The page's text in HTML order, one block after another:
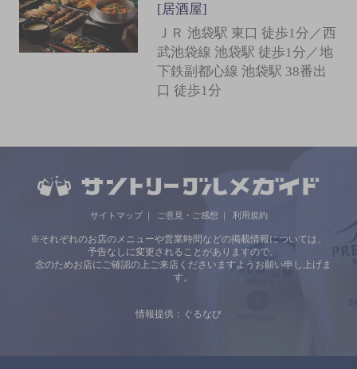
[居酒屋]
ＪＲ 池袋駅 東口 徒歩1分／西
武池袋線 池袋駅 徒歩1分／地
下鉄副都心線 池袋駅 38番出
口 徒歩1分
サイトマップ ご意見・ご感想 利用規約
※それぞれのお店のメニューや営業時間などの掲載情報については、
予告なしに変更されることがありますので、
念のためお店にご確認の上ご来店くださいますようお願い申し上げま
す。
情報提供：ぐるなび